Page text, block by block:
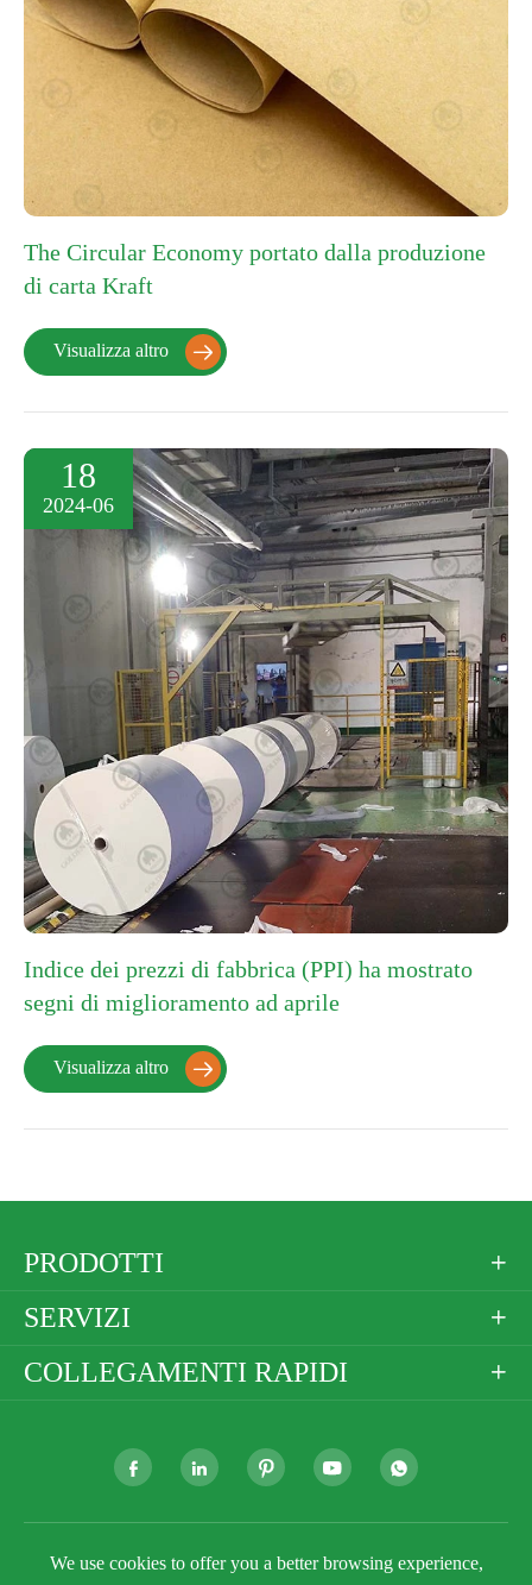
The Circular Economy portato dalla produzione
di carta Kraft
Visualizza altro 
18
2024-06
Indice dei prezzi di fabbrica (PPI) ha mostrato
segni di miglioramento ad aprile
Visualizza altro 
PRODOTTI 
SERVIZI 
COLLEGAMENTI RAPIDI 
    
Copyright ©Golden Paper Company LimitedTutti i

We use cookies to offer you a better browsing experience,